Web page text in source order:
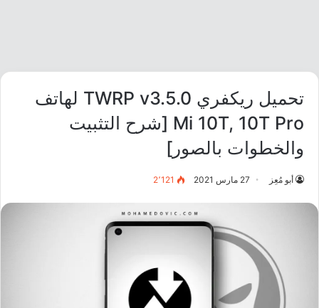
تحميل ريكفري TWRP v3.5.0 لهاتف
Mi 10T, 10T Pro [شرح التثبيت
والخطوات بالصور]
أبو مُعِز 27 مارس 2021 2٬121